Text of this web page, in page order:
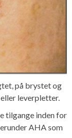
på brystet og
leverpletter.
tilgange inden for
AHA som